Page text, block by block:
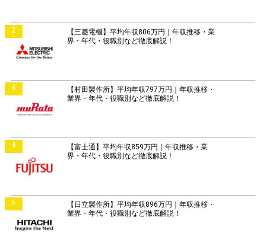
2
【三菱電機】平均年収806万円｜年収推移・業
界・年代・役職別など徹底解説！
3
【村田製作所】平均年収797万円｜年収推移・
業界・年代・役職別など徹底解説！
4
【富士通】平均年収859万円｜年収推移・業
界・年代・役職別など徹底解説！
5
【日立製作所】平均年収896万円｜年収推移・
業界・年代・役職別など徹底解説！